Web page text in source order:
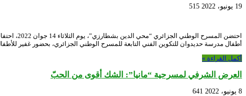
19 يونيو، 2022 515
أطفال مدرسة حديدوان للتكوين الفني التابعة للمسرح الوطني الجزائري، بحضور غفير
أكمل القراءة »
العرض الشرفي لمسرحية “مانيا”: الشك أقوى من الحبّ
8 يونيو، 2022 641